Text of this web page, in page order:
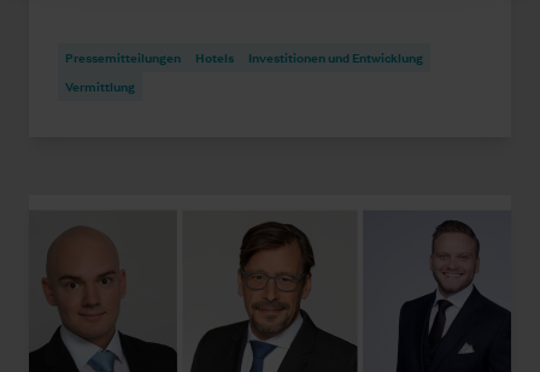
Pressemitteilungen Hotels
Investitionen und Entwicklung
Vermittlung